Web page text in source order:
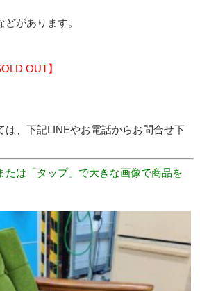
があります。
OUT】
、下記LINEやお電話からお問合せ下
たは「タップ」で大きな画像で商品を